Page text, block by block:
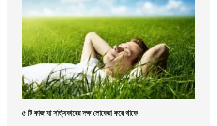
৫ টি কাজ যা সত্যিকারের দক্ষ লোকেরা করে থাকে